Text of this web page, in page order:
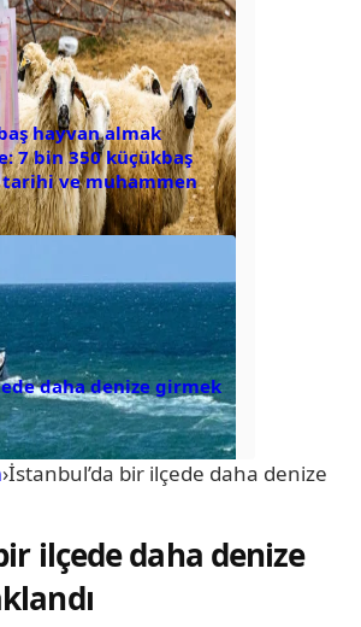
hayvan almak
7 bin 350 küçükbaş
ve muhammen
daha denize girmek
›İstanbul’da bir ilçede daha denize
ilçede daha denize